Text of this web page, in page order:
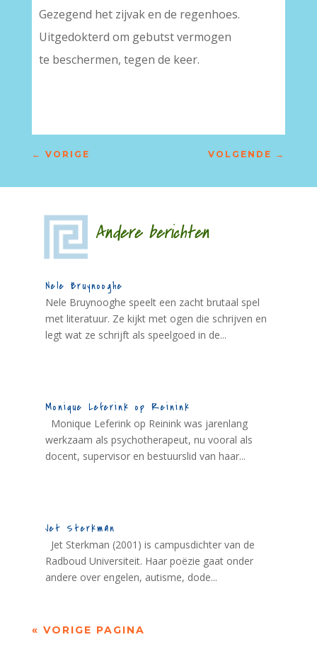
Gezegend het zijvak en de regenhoes.
Uitgedokterd om gebutst vermogen
te beschermen, tegen de keer.
← VORIGE VOLGENDE →
Andere berichten
Nele Bruynooghe
Nele Bruynooghe speelt een zacht brutaal spel
met literatuur. Ze kijkt met ogen die schrijven en
legt wat ze schrijft als speelgoed in de...
Monique Leferink op Reinink
Monique Leferink op Reinink was jarenlang
werkzaam als psychotherapeut, nu vooral als
docent, supervisor en bestuurslid van haar...
Jet Sterkman
Jet Sterkman (2001) is campusdichter van de
Radboud Universiteit. Haar poëzie gaat onder
andere over engelen, autisme, dode...
« VORIGE PAGINA